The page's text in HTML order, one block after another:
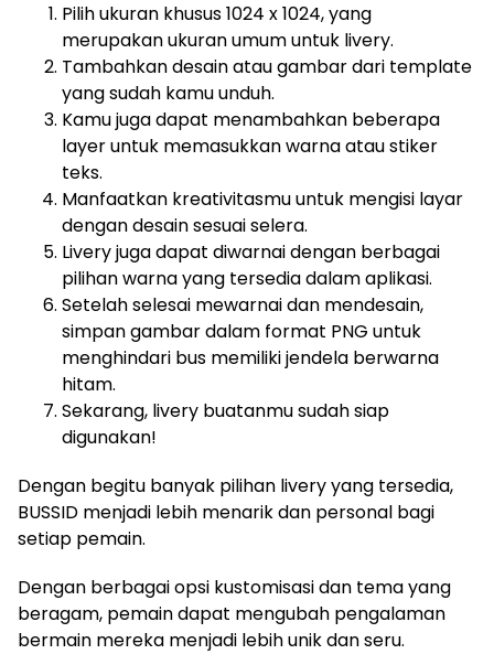
Pilih ukuran khusus 1024 x 1024, yang
merupakan ukuran umum untuk livery.
Tambahkan desain atau gambar dari template
yang sudah kamu unduh.
Kamu juga dapat menambahkan beberapa
layer untuk memasukkan warna atau stiker
teks.
Manfaatkan kreativitasmu untuk mengisi layar
dengan desain sesuai selera.
Livery juga dapat diwarnai dengan berbagai
pilihan warna yang tersedia dalam aplikasi.
Setelah selesai mewarnai dan mendesain,
simpan gambar dalam format PNG untuk
menghindari bus memiliki jendela berwarna
hitam.
Sekarang, livery buatanmu sudah siap
digunakan!
Dengan begitu banyak pilihan livery yang tersedia,
BUSSID menjadi lebih menarik dan personal bagi
setiap pemain.
Dengan berbagai opsi kustomisasi dan tema yang
beragam, pemain dapat mengubah pengalaman
bermain mereka menjadi lebih unik dan seru.